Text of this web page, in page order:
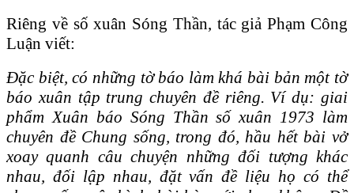
Riêng về số xuân Sóng Thần, tác giả Phạm Công
Luận viết:
Đặc biệt, có những tờ báo làm khá bài bản một tờ
báo xuân tập trung chuyên đề riêng. Ví dụ: giai
phẩm Xuân báo Sóng Thần số xuân 1973 làm
chuyên đề Chung sống, trong đó, hầu hết bài vở
xoay quanh câu chuyện những đối tượng khác
nhau, đối lập nhau, đặt vấn đề liệu họ có thể